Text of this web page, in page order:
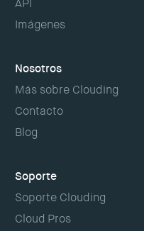
Imágenes
Nosotros
Más sobre Clouding
Contacto
Blog
Soporte
Soporte Clouding
Cloud Pros